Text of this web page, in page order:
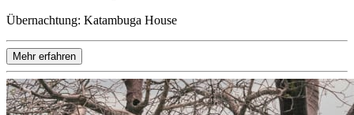
Übernachtung: Katambuga House
Mehr erfahren